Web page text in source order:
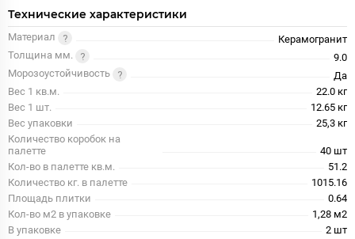
Технические характеристики
Материал
Керамогранит
Толщина мм.
9.0
Морозоустойчивость
Да
Вес 1 кв.м.
22.0 кг
Вес 1 шт.
12.65 кг
Вес упаковки
25,3 кг
Количество коробок на
палетте
40 шт
Кол-во в палетте кв.м.
51.2
Количество кг. в палетте
1015.16
Площадь плитки
0.64
Кол-во м2 в упаковке
1,28 м2
В упаковке
2 шт